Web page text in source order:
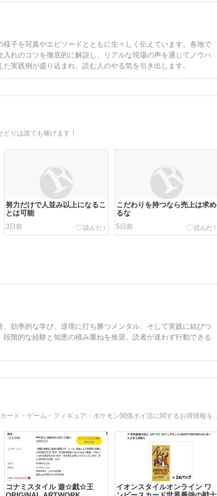
子を写真やエピソードとともに生々しく伝えています。各地で
れのコツを徹底的に解説し、リアルな現場の声を通じてノウハ
実践例が盛り込まれ、読む人のやる気を引き出します。
りは誰でも稼げます！
努力だけで人並み以上になるこ
とは可能
3日前
こだわりを持つなら売上は求め
るな
5日前
効率的な学び、逆境に打ち勝つメンタル、そして実践に結びつ
階的な経験と知恵の積み重ねを推奨。読者が迷わず行動できる
コナミスタイル 遊☆戯☆王
イオンスタイルオンライン ワ